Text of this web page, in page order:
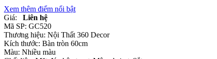
Xem thêm điểm nổi bật
Giá:
Liên hệ
Mã SP: GC520
Thương hiệu: Nội Thất 360 Decor
Kích thước: Bàn tròn 60cm
Màu: Nhiều màu